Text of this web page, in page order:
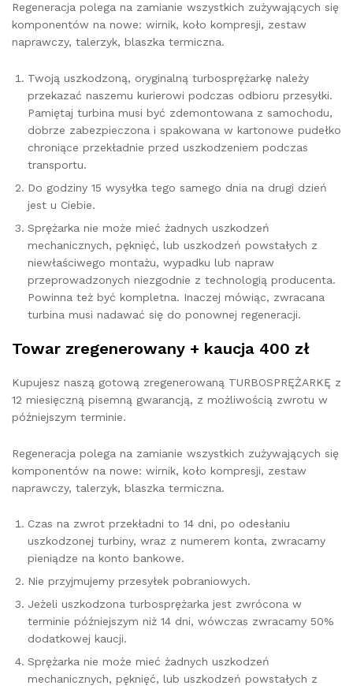
Regeneracja polega na zamianie wszystkich zużywających się
komponentów na nowe: wirnik, koło kompresji, zestaw
naprawczy, talerzyk, blaszka termiczna.
Twoją uszkodzoną, oryginalną turbosprężarkę należy
przekazać naszemu kurierowi podczas odbioru przesyłki.
Pamiętaj turbina musi być zdemontowana z samochodu,
dobrze zabezpieczona i spakowana w kartonowe pudełko
chroniące przekładnie przed uszkodzeniem podczas
transportu.
Do godziny 15 wysyłka tego samego dnia na drugi dzień
jest u Ciebie.
Sprężarka nie może mieć żadnych uszkodzeń
mechanicznych, pęknięć, lub uszkodzeń powstałych z
niewłaściwego montażu, wypadku lub napraw
przeprowadzonych niezgodnie z technologią producenta.
Powinna też być kompletna. Inaczej mówiąc, zwracana
turbina musi nadawać się do ponownej regeneracji.
Towar zregenerowany + kaucja 400 zł
Kupujesz naszą gotową zregenerowaną TURBOSPRĘŻARKĘ z
12 miesięczną pisemną gwarancją, z możliwością zwrotu w
późniejszym terminie.
Regeneracja polega na zamianie wszystkich zużywających się
komponentów na nowe: wirnik, koło kompresji, zestaw
naprawczy, talerzyk, blaszka termiczna.
Czas na zwrot przekładni to 14 dni, po odesłaniu
uszkodzonej turbiny, wraz z numerem konta, zwracamy
pieniądze na konto bankowe.
Nie przyjmujemy przesyłek pobraniowych.
Jeżeli uszkodzona turbosprężarka jest zwrócona w
terminie późniejszym niż 14 dni, wówczas zwracamy 50%
dodatkowej kaucji.
Sprężarka nie może mieć żadnych uszkodzeń
mechanicznych, pęknięć, lub uszkodzeń powstałych z